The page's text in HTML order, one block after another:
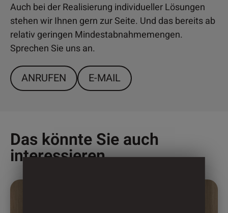
Auch bei der Realisierung individueller Lösungen
stehen wir Ihnen gern zur Seite. Und das bereits ab
relativ geringen Mindestabnahmemengen.
Sprechen Sie uns an.
ANRUFEN E-MAIL
Das könnte Sie auch
interessieren
Dieses